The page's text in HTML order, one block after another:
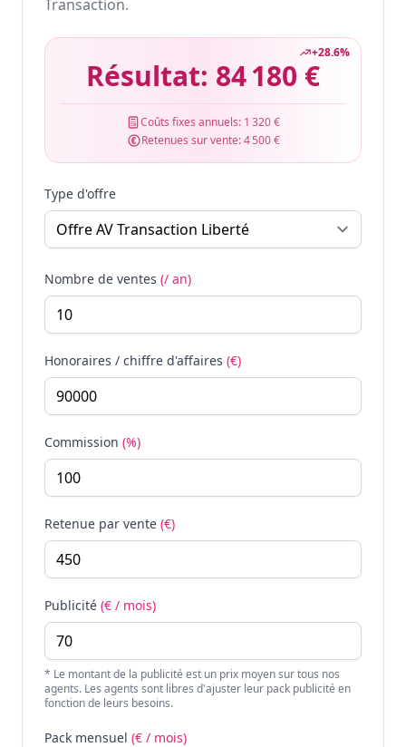
Transaction.
+28.6%
Résultat: 84 180 €
Coûts fixes annuels: 1 320 €
Retenues sur vente:4 500 €
Type d'offre
Nombre de ventes (/ an)
Honoraires / chiffre d'affaires (€)
Commission (%)
Retenue par vente (€)
Publicité (€ / mois)
* Le montant de la publicité est un prix moyen sur tous nos
agents. Les agents sont libres d'ajuster leur pack publicité en
fonction de leurs besoins.
Pack mensuel (€ / mois)